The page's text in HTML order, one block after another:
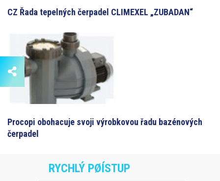
CZ Řada tepelných čerpadel CLIMEXEL „ZUBADAN“
Procopi obohacuje svoji výrobkovou řadu bazénových
čerpadel
RYCHLÝ PØÍSTUP